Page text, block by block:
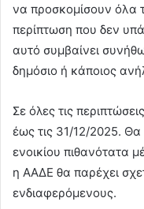
να προσκομίσουν όλα
περίπτωση που δεν
αυτό συμβαίνει
δημόσιο ή κάποιος
Σε όλες τις
έως τις 31/12/2025.
ενοικίου πιθανότατα
η ΑΑΔΕ θα παρέχει
ενδιαφερόμενους.